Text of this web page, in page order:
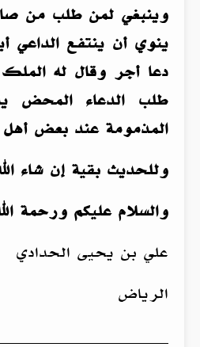
وينبغي لمن طلب من
ينوي أن ينتفع الداعي
دعا أجر وقال له
طلب الدعاء المحض
المذمومة عند بعض أهل
وللحديث بقية إن شاء
والسلام عليكم ورحمة
علي بن يحيى الحدادي
الرياض